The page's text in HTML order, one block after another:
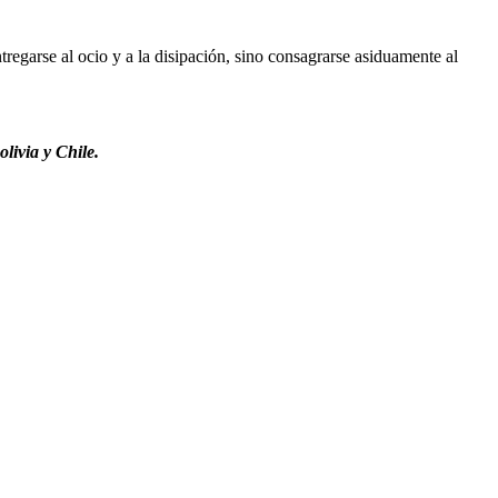
al ocio y a la disipación, sino consagrarse asiduamente al
y Chile.